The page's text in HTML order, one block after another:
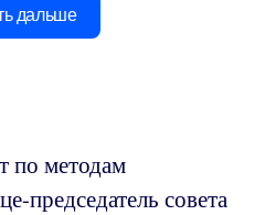
дальше
по методам
председатель совета